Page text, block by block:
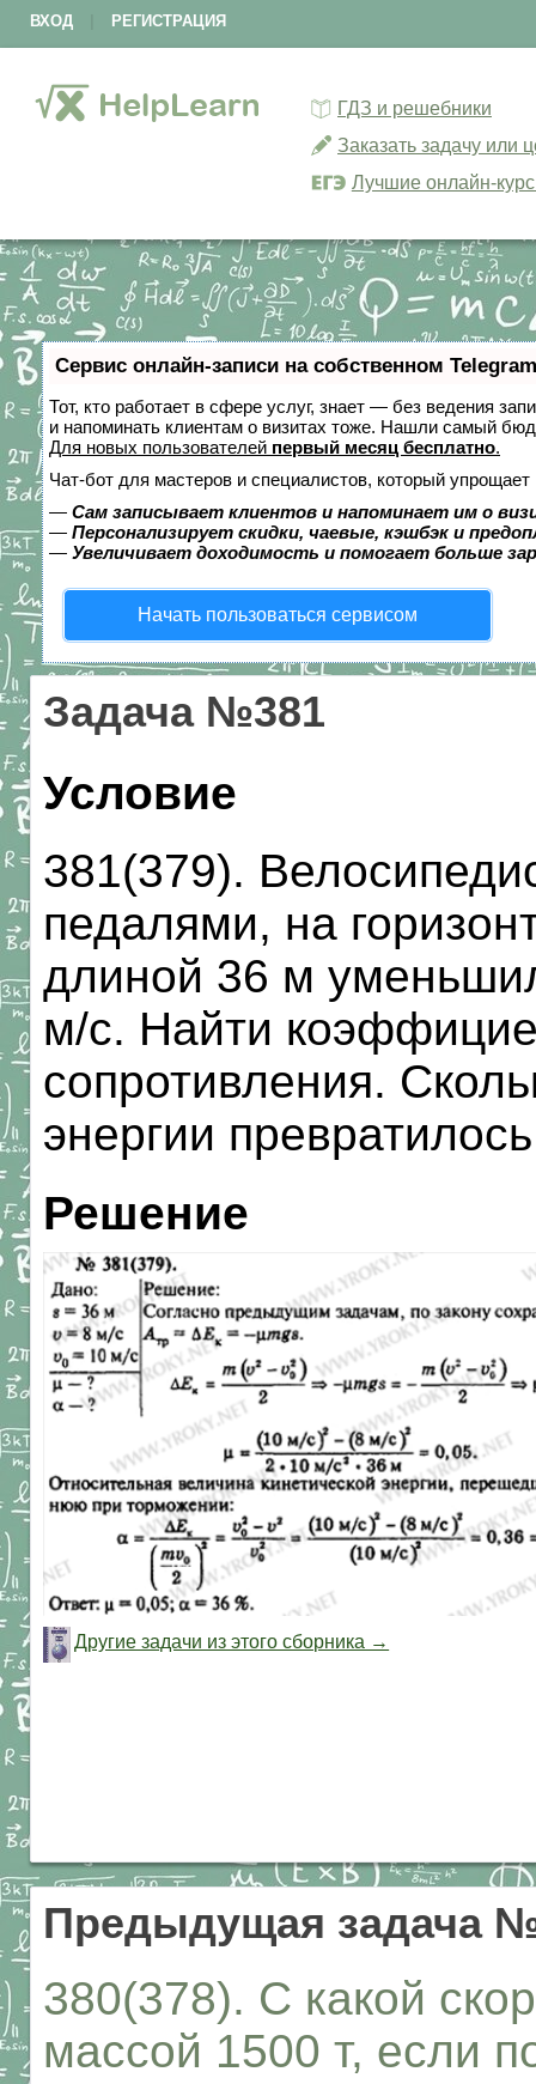
ВХОД РЕГИСТРАЦИЯ
ГДЗ и решебники
Заказать задачу или
Лучшие онлайн-
Сервис онлайн-записи на собственном
Тот, кто работает в сфере услуг, знает — без ведения
и напоминать клиентам о визитах тоже. Нашли самый
Для новых пользователей первый месяц бесплатно.
Чат-бот для мастеров и специалистов, который упрощает
— Сам записывает клиентов и напоминает им о
— Персонализирует скидки, чаевые, кэшбэк и
— Увеличивает доходимость и помогает больше
Начать пользоваться сервисом
Задача №381
Условие
381(379).
педалями, на
длиной 36 м
м/с. Найти
сопротивления.
энергии
Решение
Другие задачи из этого сборника →
Предыдущая задача
380(378). С какой
массой 1500 т, если